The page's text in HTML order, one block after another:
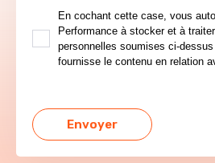
En cochant cette case, vous
Performance à stocker et à
personnelles soumises ci-dessus
fournisse le contenu en relation